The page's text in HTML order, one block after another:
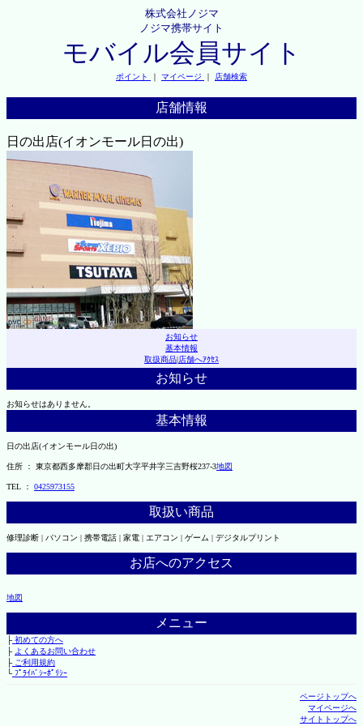
株式会社ノジマ
ノジマ携帯サイト
モバイル会員サイト
ポイント ｜ マイページ ｜ 店舗検索
店舗情報
日の出店(イオンモール日の出)
お知らせ
基本情報
取扱商品|店舗へｱｸｾｽ
お知らせ
お知らせはありません。
基本情報
日の出店(イオンモール日の出)
住所 ： 東京都西多摩郡日の出町大字平井字三吉野桜237-3地図
TEL ： 0425973155
取扱い商品
修理診断 | パソコン | 携帯電話 | 家電 | エアコン | ゲーム | デジタルプリント
お店へのアクセス
地図
メニュー
├初めての方へ
├ よくあるお問い合わせ
├ご利用規約
└ﾌﾟﾗｲﾊﾞｼｰﾎﾟﾘｼｰ
ページトップへ
マイページへ
サイトトップへ